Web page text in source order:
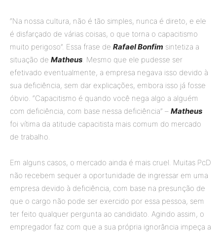
“Na nossa cultura, não é tão simples, nunca é direto, e ele
é disfarçado de várias coisas, o que torna o capacitismo
muito perigoso”. Essa frase de Rafael Bonfim sintetiza a
situação de Matheus . Mesmo que ele pudesse ser
efetivado eventualmente, a empresa negava isso devido à
sua deficiência, sem dar explicações, embora isso já fosse
óbvio. “Capacitismo é quando você nega algo a alguém
com deficiência, com base nessa deficiência” – Matheus
foi vítima da atitude capacitista mais comum do mercado
de trabalho.
Em alguns casos, o mercado ainda é mais cruel. Muitas PcD
não recebem sequer a oportunidade de ingressar em uma
empresa devido à deficiência, com base na presunção de
que o cargo não pode ser exercido por essa pessoa, sem
ter feito qualquer pergunta ao candidato. Agindo assim, o
empregador faz com que a sua própria ignorância impeça a